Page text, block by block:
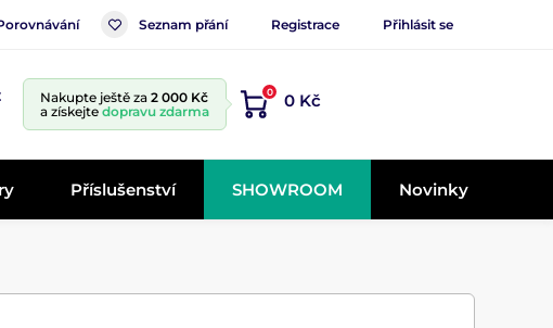
Seznam přání Registrace Přihlásit se
Nakupte ještě za 2 000 Kč
a získejte dopravu zdarma
0 0 Kč
Příslušenství SHOWROOM Novinky